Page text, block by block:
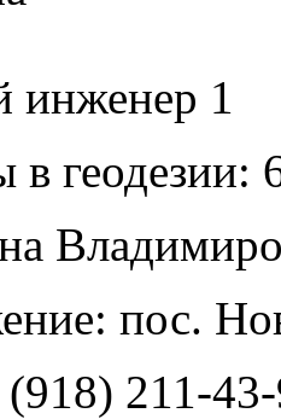
инженер 1
геодезии:
пос.
(918) 211-